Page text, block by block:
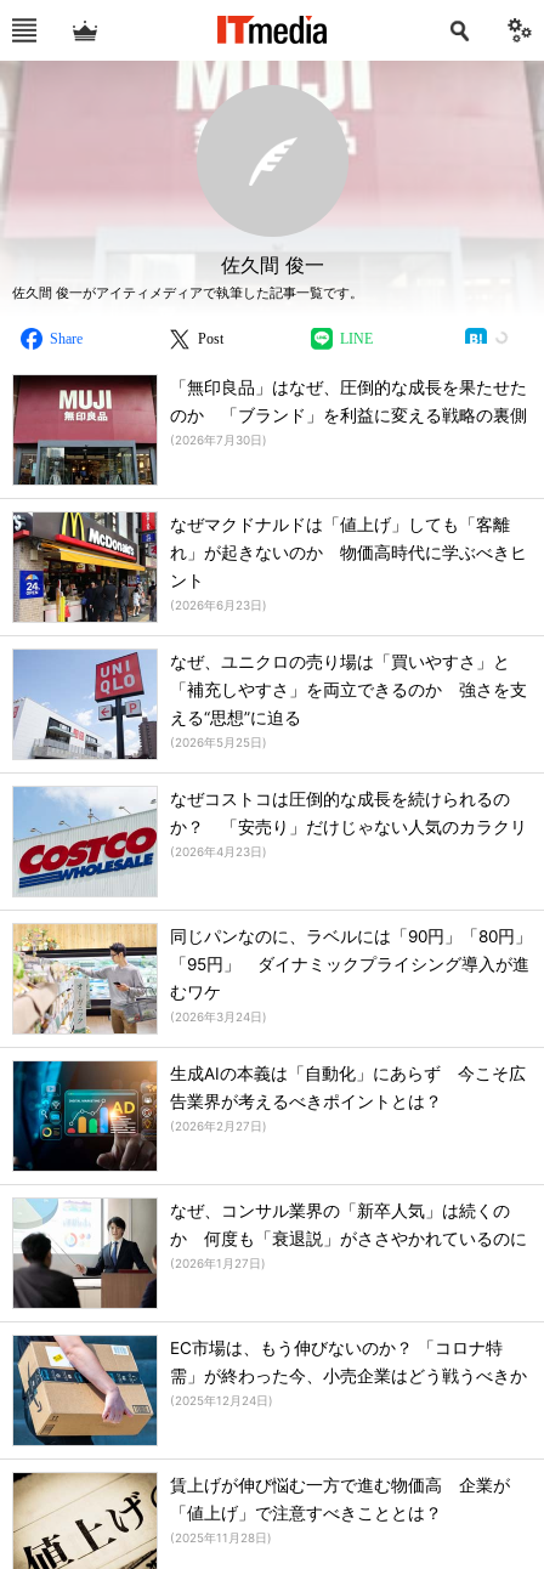
佐久間 俊一
佐久間 俊一がアイティメディアで執筆した記事一覧です。
Share Post LINE
「無印良品」はなぜ、圧倒的な成長を果たせた
のか 「ブランド」を利益に変える戦略の裏側
(2026年7月30日)
なぜマクドナルドは「値上げ」しても「客離
れ」が起きないのか 物価高時代に学ぶべきヒ
ント
(2026年6月23日)
なぜ、ユニクロの売り場は「買いやすさ」と
「補充しやすさ」を両立できるのか 強さを支
える“思想”に迫る
(2026年5月25日)
なぜコストコは圧倒的な成長を続けられるの
か？ 「安売り」だけじゃない人気のカラクリ
(2026年4月23日)
同じパンなのに、ラベルには「90円」「80円」
「95円」 ダイナミックプライシング導入が進
むワケ
(2026年3月24日)
生成AIの本義は「自動化」にあらず 今こそ広
告業界が考えるべきポイントとは？
(2026年2月27日)
なぜ、コンサル業界の「新卒人気」は続くの
か 何度も「衰退説」がささやかれているのに
(2026年1月27日)
EC市場は、もう伸びないのか？ 「コロナ特
需」が終わった今、小売企業はどう戦うべきか
(2025年12月24日)
賃上げが伸び悩む一方で進む物価高 企業が
「値上げ」で注意すべきこととは？
(2025年11月28日)